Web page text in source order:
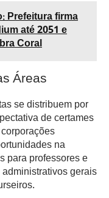
Prefeitura firma
até 2051 e
Coral
Áreas
se distribuem por
de certames
na
para professores e
gerais